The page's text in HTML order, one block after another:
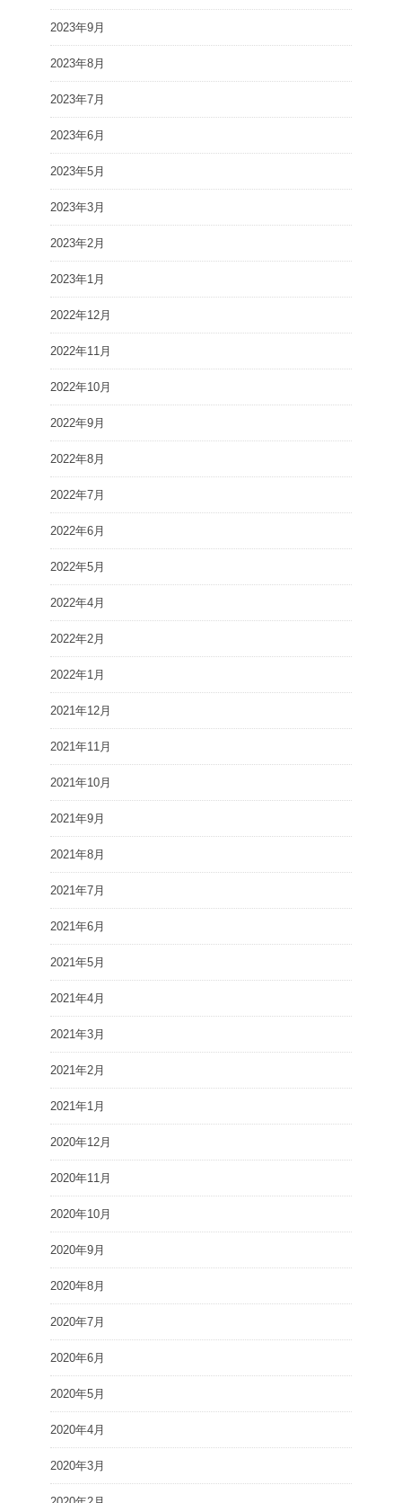
2023年9月
2023年8月
2023年7月
2023年6月
2023年5月
2023年3月
2023年2月
2023年1月
2022年12月
2022年11月
2022年10月
2022年9月
2022年8月
2022年7月
2022年6月
2022年5月
2022年4月
2022年2月
2022年1月
2021年12月
2021年11月
2021年10月
2021年9月
2021年8月
2021年7月
2021年6月
2021年5月
2021年4月
2021年3月
2021年2月
2021年1月
2020年12月
2020年11月
2020年10月
2020年9月
2020年8月
2020年7月
2020年6月
2020年5月
2020年4月
2020年3月